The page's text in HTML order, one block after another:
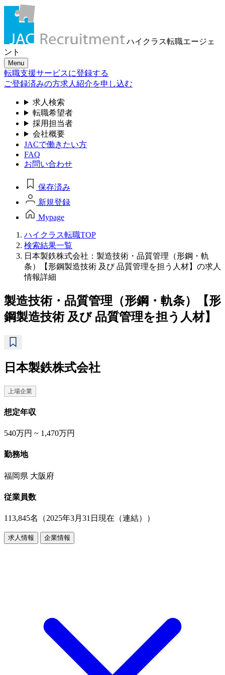
ハイクラス転職エージェ
ント
Menu
転職支援サービスに登録する
ご登録済みの方求人紹介を申し込む
求人検索
転職希望者
採用担当者
会社概要
JACで働きたい方
FAQ
お問い合わせ
保存済み
新規登録
Mypage
ハイクラス転職TOP
検索結果一覧
日本製鉄株式会社：製造技術・品質管理（形鋼・軌
条）【形鋼製造技術 及び 品質管理を担う人材】の求人
情報詳細
製造技術・品質管理（形鋼・軌条）【形
鋼製造技術 及び 品質管理を担う人材】
日本製鉄株式会社
上場企業
想定年収
540万円 ~ 1,470万円
勤務地
福岡県 大阪府
従業員数
113,845名（2025年3月31日現在（連結））
求人情報 企業情報